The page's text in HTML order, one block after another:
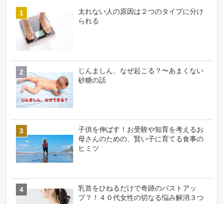
太れない人の原因は２つのタイプに分け
られる
じんましん、なぜ起こる？〜あまくない
砂糖の話
子供を伸ばす！お受験や知育を考えるお
母さんのための、賢い子に育てる食事の
ヒミツ
乳首をひねるだけで奇跡のバストアッ
プ？！４０代女性の切なる悩み解消３つ